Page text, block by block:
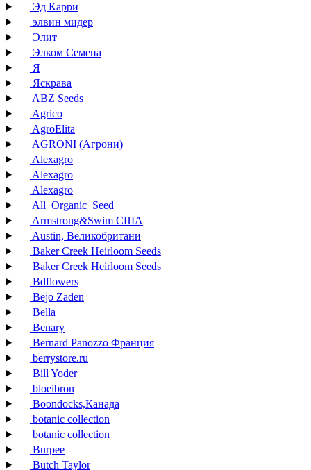
Эд Карри
элвин мидер
Элит
Элком Семена
Я
Яскрава
ABZ Seeds
Agrico
AgroElita
AGRONI (Агрони)
Alexagro
Alexagro
Alexagro
All_Organic_Seed
Armstrong&Swim США
Austin, Великобритани
Baker Creek Heirloom Seeds
Baker Creek Heirloom Seeds
Bdflowers
Bejo Zaden
Bella
Benary
Bernard Panozzo Франция
berrystore.ru
Bill Yoder
bloeibron
Boondocks,Канада
botanic collection
botanic collection
Burpee
Butch Taylor